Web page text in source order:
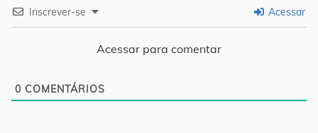
Inscrever-se Acessar
Acessar para comentar
0 COMENTÁRIOS